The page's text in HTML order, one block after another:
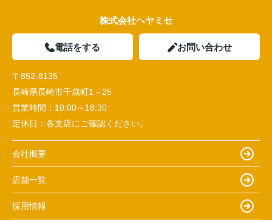
株式会社ヘヤミセ
電話をする お問い合わせ
〒852-8135
長崎県長崎市千歳町1－25
営業時間： 10:00～18:30
定休日： 各支店にご確認ください。
会社概要
店舗一覧
採用情報